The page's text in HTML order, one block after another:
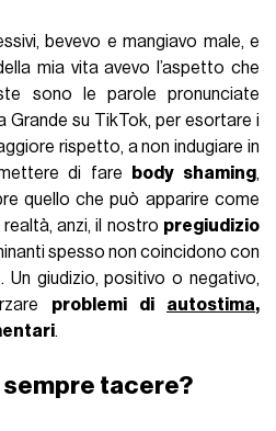
bevevo e mangiavo male, e
mia vita avevo l’aspetto che
sono le parole pronunciate
Grande su TikTok, per esortare i
rispetto, a non indugiare in
di fare
body shaming,
quello che può apparire come
anzi, il nostro pregiudizio
spesso non coincidono con
Un giudizio, positivo o negativo,
problemi di autostima,
.
sempre tacere?